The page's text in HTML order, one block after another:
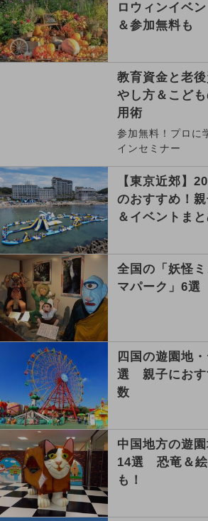
ロウィンイベ
＆参加無料も
教育資金と老
やし方＆こど
用術
参加無料！プロに
インセミナー
【東京近郊】
のおすすめ！
＆イベントま
全国の「妖怪
マパーク」6
四国の遊園地
選 親子におす
数
中国地方の遊
14選 恐竜＆絵
も！